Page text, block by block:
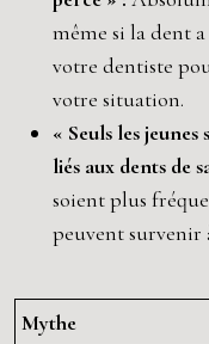
même si la dent
votre dentiste
votre situation.
« Seuls les
liés aux dents de
soient plus
peuvent survenir
Mythe